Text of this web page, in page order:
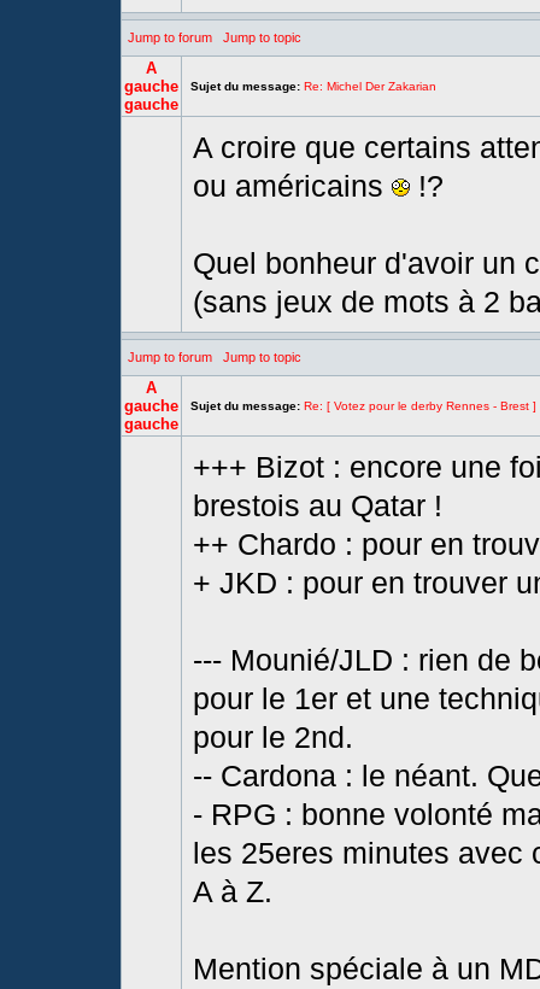
Jump to forum Jump to topic
A
gauche
gauche
Sujet du message: Re: Michel Der Zakarian
A croire que certains
ou américains
!?
Quel bonheur d'avoir un
(sans jeux de mots à 2
Jump to forum Jump to topic
A
gauche
gauche
Sujet du message: Re: [ Votez pour le derby Rennes - Brest ]
+++ Bizot : encore une
brestois au Qatar !
++ Chardo : pour en
+ JKD : pour en trouver
--- Mounié/JLD : rien de
pour le 1er et une
pour le 2nd.
-- Cardona : le néant.
- RPG : bonne volonté
les 25eres minutes avec
A à Z.
Mention spéciale à un